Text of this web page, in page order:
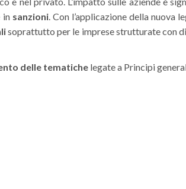
in sanzioni. Con l’applicazione della nuova
soprattutto per le imprese strutturate con
delle tematiche legate a Principi